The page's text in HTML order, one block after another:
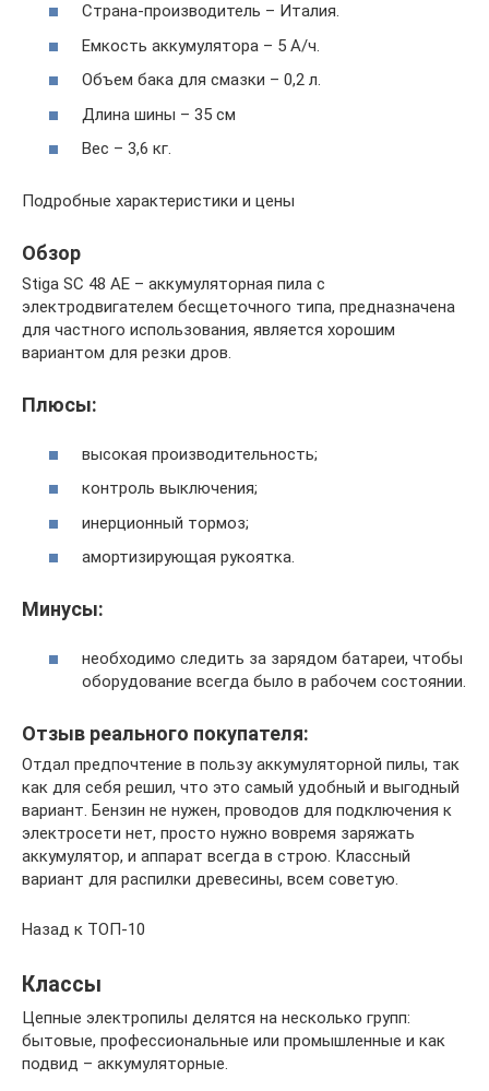
Страна-производитель – Италия.
Емкость аккумулятора – 5 А/ч.
Объем бака для смазки – 0,2 л.
Длина шины – 35 см
Вес – 3,6 кг.
Подробные характеристики и цены
Обзор
Stiga SC 48 AE – аккумуляторная пила с
электродвигателем бесщеточного типа, предназначена
для частного использования, является хорошим
вариантом для резки дров.
Плюсы:
высокая производительность;
контроль выключения;
инерционный тормоз;
амортизирующая рукоятка.
Минусы:
необходимо следить за зарядом батареи, чтобы
оборудование всегда было в рабочем состоянии.
Отзыв реального покупателя:
Отдал предпочтение в пользу аккумуляторной пилы, так
как для себя решил, что это самый удобный и выгодный
вариант. Бензин не нужен, проводов для подключения к
электросети нет, просто нужно вовремя заряжать
аккумулятор, и аппарат всегда в строю. Классный
вариант для распилки древесины, всем советую.
Назад к ТОП-10
Классы
Цепные электропилы делятся на несколько групп:
бытовые, профессиональные или промышленные и как
подвид – аккумуляторные.